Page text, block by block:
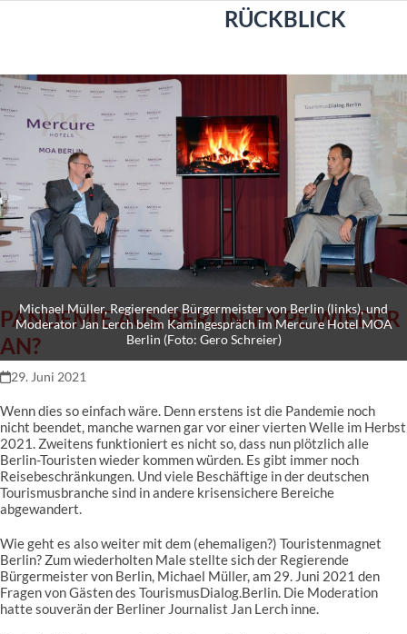
RÜCKBLICK
Michael Müller, Regierender Bürgermeister von Berlin (links), und
Moderator Jan Lerch beim Kamingespräch im Mercure Hotel MOA
Berlin (Foto: Gero Schreier)
PANDEMIE AUS, BERLIN-HYPE WIEDER
AN?
29. Juni 2021
Wenn dies so einfach wäre. Denn erstens ist die Pandemie noch
nicht beendet, manche warnen gar vor einer vierten Welle im Herbst
2021. Zweitens funktioniert es nicht so, dass nun plötzlich alle
Berlin-Touristen wieder kommen würden. Es gibt immer noch
Reisebeschränkungen. Und viele Beschäftige in der deutschen
Tourismusbranche sind in andere krisensichere Bereiche
abgewandert.
Wie geht es also weiter mit dem (ehemaligen?) Touristenmagnet
Berlin? Zum wiederholten Male stellte sich der Regierende
Bürgermeister von Berlin, Michael Müller, am 29. Juni 2021 den
Fragen von Gästen des TourismusDialog.Berlin. Die Moderation
hatte souverän der Berliner Journalist Jan Lerch inne.